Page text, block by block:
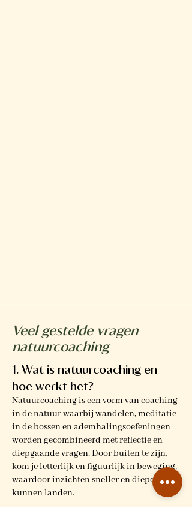
Veel gestelde vragen
natuurcoaching
1. Wat is natuurcoaching en
hoe werkt het?
Natuurcoaching is een vorm van coaching
in de natuur waarbij wandelen, meditatie
in de bossen en ademhalingsoefeningen
worden gecombineerd met reflectie en
diepgaande vragen. Door buiten te zijn,
kom je letterlijk en figuurlijk in beweging,
waardoor inzichten sneller en dieper
kunnen landen.